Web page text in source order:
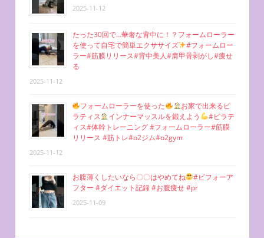
2025-11-12
たった30回で…華奢な背中に！？フォームローラー
を使って自宅で簡単エクササイズ
#フォームロー
ラー#筋膜リリース#背中美人#肩甲骨剥がし#痩せ
る
2025-11-12
フォームローラーを使った
お家で出来るピ
ラティス
インナーマッスルを鍛えよう
#ピラテ
ィス#体幹トレーニング #フォームローラー#筋膜
リリース #筋トレ#o2ジム#o2gym
2025-11-12
お腹薄くしたいなら〇〇はやめてね
#ビフォーア
フター #ダイエット記録 #お腹痩せ #pr
2025-11-09